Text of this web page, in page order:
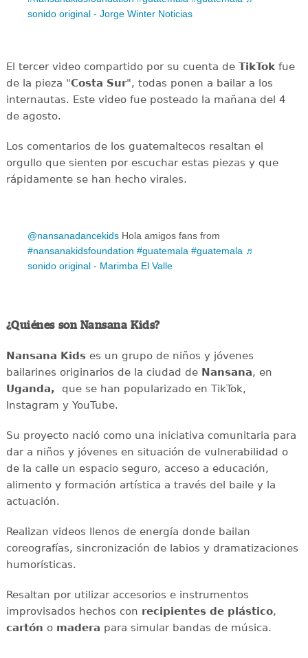
sonido original - Jorge Winter Noticias
El tercer video compartido por su cuenta de TikTokfue
de la pieza "Costa Sur", todas ponen a bailar a los
internautas. Este video fue posteado la mañana del 4
de agosto.
Los comentarios de los guatemaltecos resaltan el
orgullo que sienten por escuchar estas piezas y que
rápidamente se han hecho virales.
@nansanadancekids Hola amigos fans from
#nansanakidsfoundation #guatemala #guatemala ♬
sonido original - Marimba El Valle
¿Quiénes son Nansana Kids?
Nansana Kidses un grupo de niños y jóvenes
bailarines originarios de la ciudad de Nansana, en
Uganda, que se han popularizado en TikTok,
Instagram y YouTube.
Su proyecto nació como una iniciativa comunitaria para
dar a niños y jóvenes en situación de vulnerabilidad o
de la calle un espacio seguro, acceso a educación,
alimento y formación artística a través del baile y la
actuación.
Realizan videos llenos de energía donde bailan
coreografías, sincronización de labios y dramatizaciones
humorísticas.
Resaltan por utilizar accesorios e instrumentos
improvisados hechos con recipientes de plástico,
cartón o madera para simular bandas de música.